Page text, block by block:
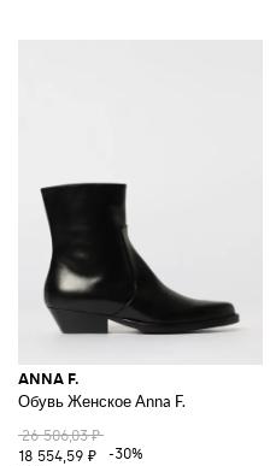
ANNA F.
Обувь Женское Anna F.
26 506,03 ₽
18 554,59 ₽
-30%